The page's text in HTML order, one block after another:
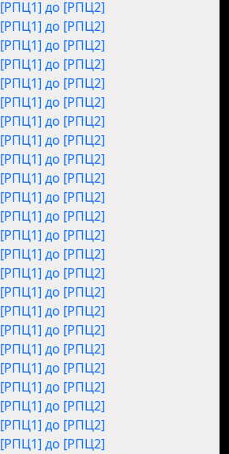
[РПЦ1] до [РПЦ2]
[РПЦ1] до [РПЦ2]
[РПЦ1] до [РПЦ2]
[РПЦ1] до [РПЦ2]
[РПЦ1] до [РПЦ2]
[РПЦ1] до [РПЦ2]
[РПЦ1] до [РПЦ2]
[РПЦ1] до [РПЦ2]
[РПЦ1] до [РПЦ2]
[РПЦ1] до [РПЦ2]
[РПЦ1] до [РПЦ2]
[РПЦ1] до [РПЦ2]
[РПЦ1] до [РПЦ2]
[РПЦ1] до [РПЦ2]
[РПЦ1] до [РПЦ2]
[РПЦ1] до [РПЦ2]
[РПЦ1] до [РПЦ2]
[РПЦ1] до [РПЦ2]
[РПЦ1] до [РПЦ2]
[РПЦ1] до [РПЦ2]
[РПЦ1] до [РПЦ2]
[РПЦ1] до [РПЦ2]
[РПЦ1] до [РПЦ2]
[РПЦ1] до [РПЦ2]